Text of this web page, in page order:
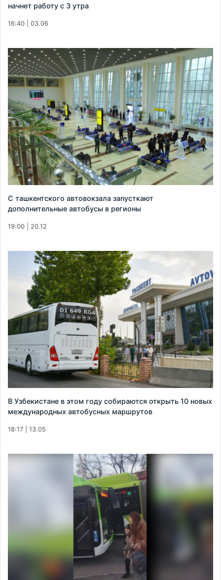
начнет работу с 3 утра
16:40 | 03.06
С ташкентского автовокзала запусткают
дополнительные автобусы в регионы
19:00 | 20.12
В Узбекистане в этом году собираются открыть 10 новых
международных автобусных маршрутов
18:17 | 13.05